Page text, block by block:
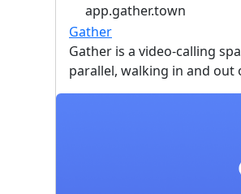
app.gather.town
Gather
Gather is a video-calling
parallel, walking in and out